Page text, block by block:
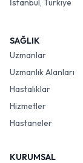
İstanbul, Türkiye
SAĞLIK
Uzmanlar
Uzmanlık Alanları
Hastalıklar
Hizmetler
Hastaneler
KURUMSAL